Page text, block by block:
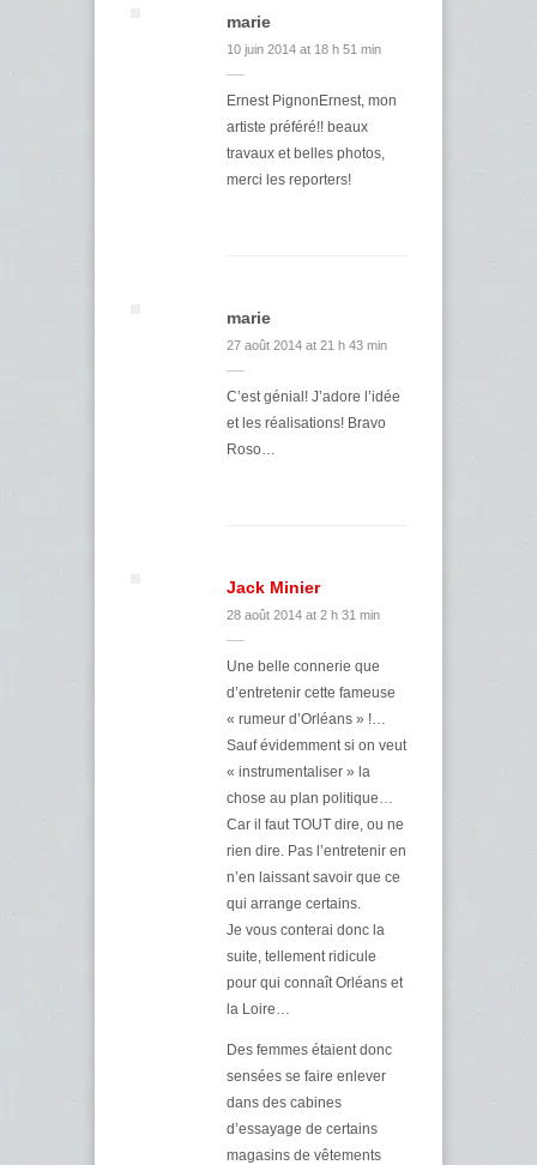
marie
10 juin 2014 at 18 h 51 min
Ernest PignonErnest, mon
artiste préféré!! beaux
travaux et belles photos,
merci les reporters!
marie
27 août 2014 at 21 h 43 min
C’est génial! J’adore l’idée
et les réalisations! Bravo
Roso…
Jack Minier
28 août 2014 at 2 h 31 min
Une belle connerie que
d’entretenir cette fameuse
« rumeur d’Orléans » !…
Sauf évidemment si on veut
« instrumentaliser » la
chose au plan politique…
Car il faut TOUT dire, ou ne
rien dire. Pas l’entretenir en
n’en laissant savoir que ce
qui arrange certains.
Je vous conterai donc la
suite, tellement ridicule
pour qui connaît Orléans et
la Loire…
Des femmes étaient donc
sensées se faire enlever
dans des cabines
d’essayage de certains
magasins de vêtements